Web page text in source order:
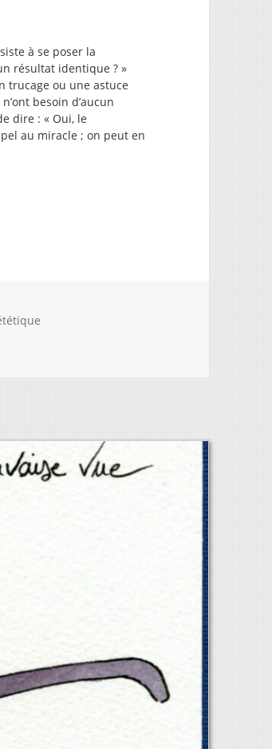
à se poser la
résultat identique ? »
trucage ou une astuce
besoin d’aucun
dire : « Oui, le
au miracle ; on peut en